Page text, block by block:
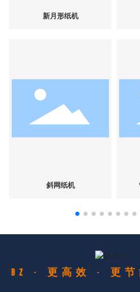
新月形纸机
斜网纸机
BZ · 更高效 · 更